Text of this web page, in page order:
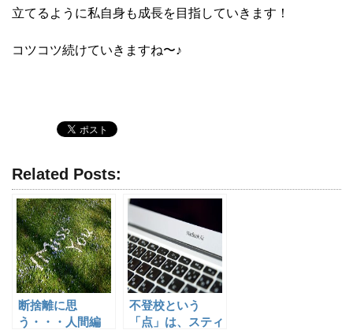
立てるように私自身も成長を目指していきます！
コツコツ続けていきますね〜♪
Related Posts:
断捨離に思
う・・・人間編
不登校という
「点」は、スティ